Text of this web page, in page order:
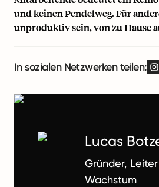
und keinen Pendelweg. Für
unproduktiv sein, von zu Hause
In sozialen Netzwerken teilen:
Lucas
Gründer,
Wachstum